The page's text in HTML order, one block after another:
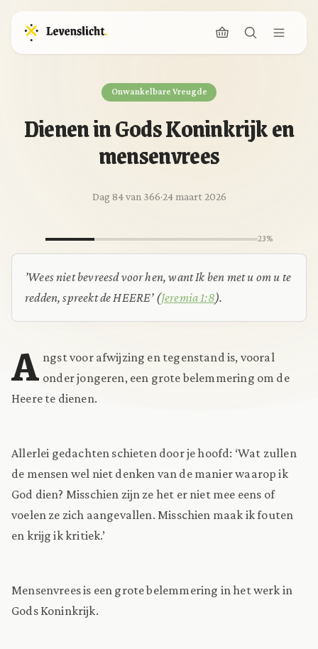
Onwankelbare Vreugde
Dienen in Gods Koninkrijk en
mensenvrees
Dag 84 van 366·24 maart 2026
23%
’Wees niet bevreesd voor hen, want Ik ben met u om u te
redden, spreekt de HEERE’(Jeremia 1:8).
A ngst voor afwijzing en tegenstand is, vooral
onder jongeren, een grote belemmering om de
Heere te dienen.
Allerlei gedachten schieten door je hoofd: ‘Wat zullen
de mensen wel niet denken van de manier waarop ik
God dien? Misschien zijn ze het er niet mee eens of
voelen ze zich aangevallen. Misschien maak ik fouten
en krijg ik kritiek.’
Mensenvrees is een grote belemmering in het werk in
Gods Koninkrijk.